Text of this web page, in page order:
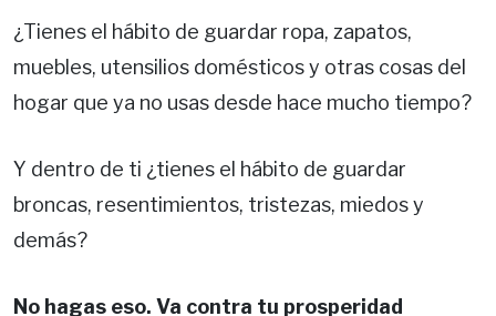
¿Tienes el hábito de guardar ropa, zapatos,
muebles, utensilios domésticos y otras cosas del
hogar que ya no usas desde hace mucho tiempo?
Y dentro de ti ¿tienes el hábito de guardar
broncas, resentimientos, tristezas, miedos y
demás?
No hagas eso. Va contra tu prosperidad